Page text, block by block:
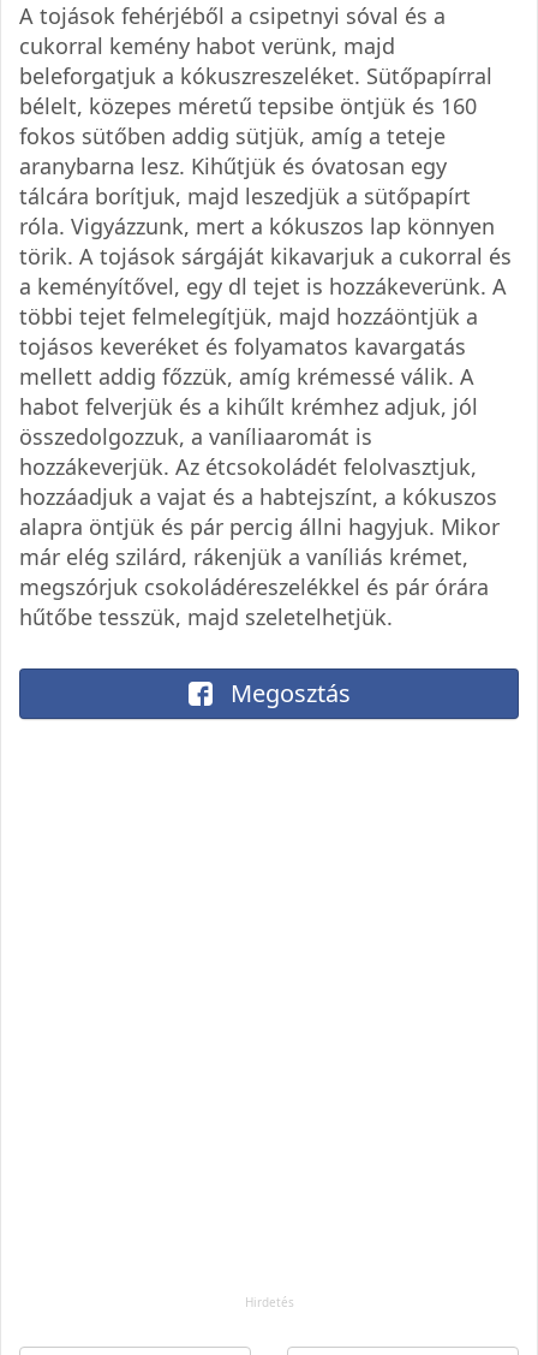
A tojások fehérjéből a csipetnyi sóval és a
cukorral kemény habot verünk, majd
beleforgatjuk a kókuszreszeléket. Sütőpapírral
bélelt, közepes méretű tepsibe öntjük és 160
fokos sütőben addig sütjük, amíg a teteje
aranybarna lesz. Kihűtjük és óvatosan egy
tálcára borítjuk, majd leszedjük a sütőpapírt
róla. Vigyázzunk, mert a kókuszos lap könnyen
törik. A tojások sárgáját kikavarjuk a cukorral és
a keményítővel, egy dl tejet is hozzákeverünk. A
többi tejet felmelegítjük, majd hozzáöntjük a
tojásos keveréket és folyamatos kavargatás
mellett addig főzzük, amíg krémessé válik. A
habot felverjük és a kihűlt krémhez adjuk, jól
összedolgozzuk, a vaníliaaromát is
hozzákeverjük. Az étcsokoládét felolvasztjuk,
hozzáadjuk a vajat és a habtejszínt, a kókuszos
alapra öntjük és pár percig állni hagyjuk. Mikor
már elég szilárd, rákenjük a vaníliás krémet,
megszórjuk csokoládéreszelékkel és pár órára
hűtőbe tesszük, majd szeletelhetjük.
Megosztás